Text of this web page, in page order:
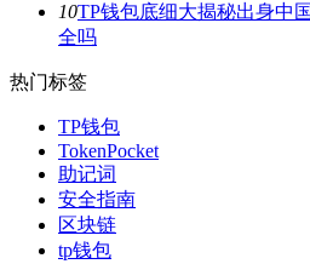
10TP钱包底细大揭秘出身中
全吗
热门标签
TP钱包
TokenPocket
助记词
安全指南
区块链
tp钱包